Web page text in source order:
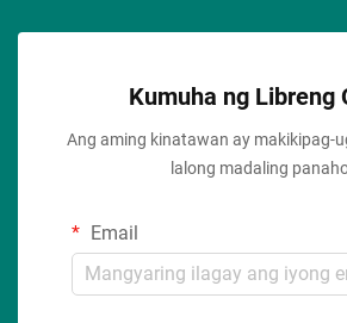
Kumuha ng Libreng
Ang aming kinatawan ay makikipag-
lalong madaling
Email